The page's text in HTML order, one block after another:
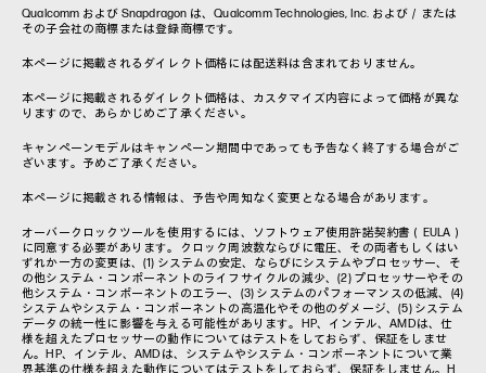
Qualcomm および Snapdragon は、Qualcomm Technologies, Inc. および／または
その子会社の商標または登録商標です。
本ページに掲載されるダイレクト価格には配送料は含まれておりません。
本ページに掲載されるダイレクト価格は、カスタマイズ内容によって価格が異な
りますので、あらかじめご了承ください。
キャンペーンモデルはキャンペーン期間中であっても予告なく終了する場合がご
ざいます。予めご了承ください。
本ページに掲載される情報は、予告や周知なく変更となる場合があります。
オーバークロックツールを使用するには、ソフトウェア使用許諾契約書（EULA）
に同意する必要があります。クロック周波数ならびに電圧、その両者もしくはい
ずれか一方の変更は、(1) システムの安定、ならびにシステムやプロセッサー、そ
の他システム・コンポーネントのライフサイクルの減少、(2) プロセッサーやその
他システム・コンポーネントのエラー、(3) システムのパフォーマンスの低減、(4)
システムやシステム・コンポーネントの高温化やその他のダメージ、(5) システム
データの統一性に影響を与える可能性があります。HP、インテル、AMDは、仕
様を超えたプロセッサーの動作についてはテストをしておらず、保証をしませ
ん。HP、インテル、AMDは、システムやシステム・コンポーネントについて業
界基準の仕様を超えた動作についてはテストをしておらず、保証をしません。H